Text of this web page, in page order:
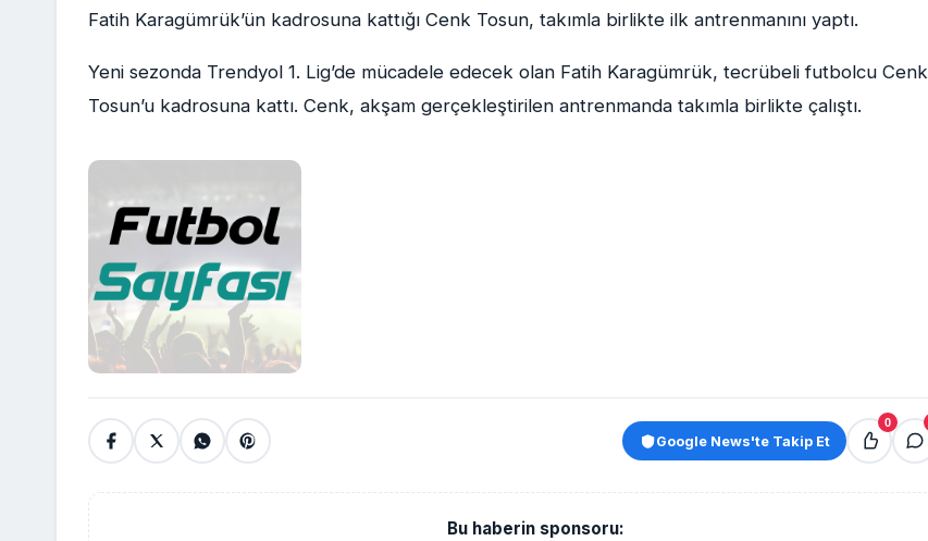
Fatih Karagümrük’ün kadrosuna kattığı Cenk Tosun, takımla birlikte ilk antrenmanını yaptı.
Yeni sezonda Trendyol 1. Lig’de mücadele edecek olan Fatih Karagümrük, tecrübeli futbolcu Cenk
Tosun’u kadrosuna kattı. Cenk, akşam gerçekleştirilen antrenmanda takımla birlikte çalıştı.
Google News'te Takip Et
0
Bu haberin sponsoru: